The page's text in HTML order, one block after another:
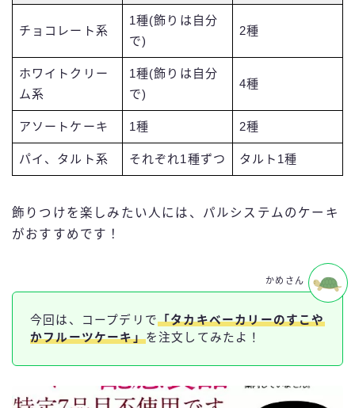
チョコレート系
1種(飾りは自分
で)
2種
ホワイトクリー
ム系
1種(飾りは自分
で)
4種
アソートケーキ 1種 2種
パイ、タルト系 それぞれ1種ずつ タルト1種
飾りつけを楽しみたい人には、パルシステムのケーキ
がおすすめです！
今回は、コープデリで「タカキベーカリーのすこや
かフルーツケーキ」を注文してみたよ！
かめさん